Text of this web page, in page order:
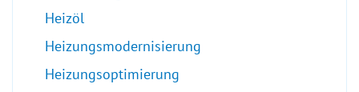
Heizöl
Heizungsmodernisierung
Heizungsoptimierung